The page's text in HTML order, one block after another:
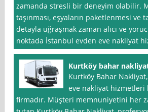
zamanda stresli bir deneyim olabilir.
taşınması, eşyaların paketlenmesi ve
detayla uğraşmak zaman alıcı ve
noktada İstanbul evden eve nakliyat
Kurtköy bahar
Kurtköy Bahar
eve nakliyat
firmadır. Müşteri memnuniyetini her